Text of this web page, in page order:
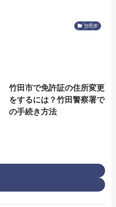
竹田市
竹田市で免許証の住所変更
をするには？竹田警察署で
の手続き方法